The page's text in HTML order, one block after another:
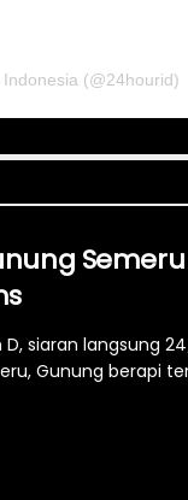
(@24hourid)
D, siaran langsung
Gunung berapi